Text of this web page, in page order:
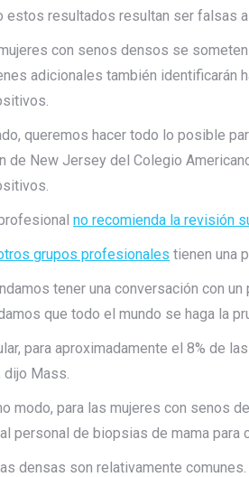
estos resultados resultan ser falsas
con senos densos se
adicionales también identificarán
queremos hacer todo lo posible
de New Jersey del Colegio
no recomienda la revisión
grupos profesionales tienen una
tener una conversación con
que todo el mundo se haga la
para aproximadamente el 8% de
dijo Mass.
modo, para las mujeres con senos
personal de biopsias de mama
densas son relativamente